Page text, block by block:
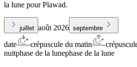
la lune pour Plawad.
juillet août 2026 septembre
date crépuscule du matin
nuitphase de la lunephase de la lune